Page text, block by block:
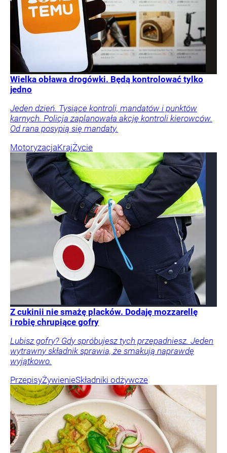
Wielka obława drogówki. Będą kontrolować tylko
jedno
Jeden dzień. Tysiące kontroli, mandatów i punktów
karnych. Policja zaplanowała akcję kontroli kierowców.
Od rana posypią się mandaty.
MotoryzacjaKrajŻycie
Z cukinii nie smażę placków. Dodaję mozzarellę
i robię chrupiące gofry
Lubisz gofry? Gdy spróbujesz tych przepadniesz. Jeden
wytrawny składnik sprawia, że smakują naprawdę
wyjątkowo.
PrzepisyŻywienieSkładniki odżywcze